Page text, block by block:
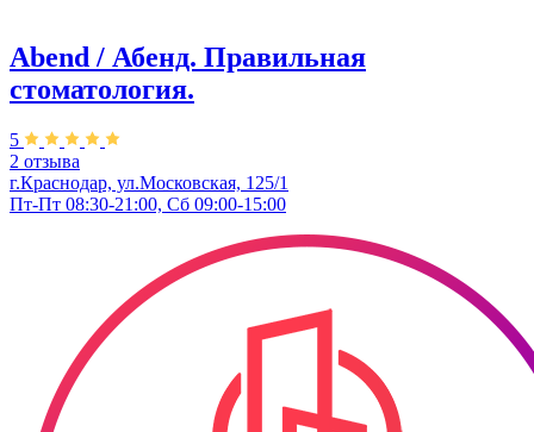
Abend / Абенд. Правильная
стоматология.
5
2 отзыва
г.Краснодар, ул.Московская, 125/1
Пт-Пт 08:30-21:00, Сб 09:00-15:00